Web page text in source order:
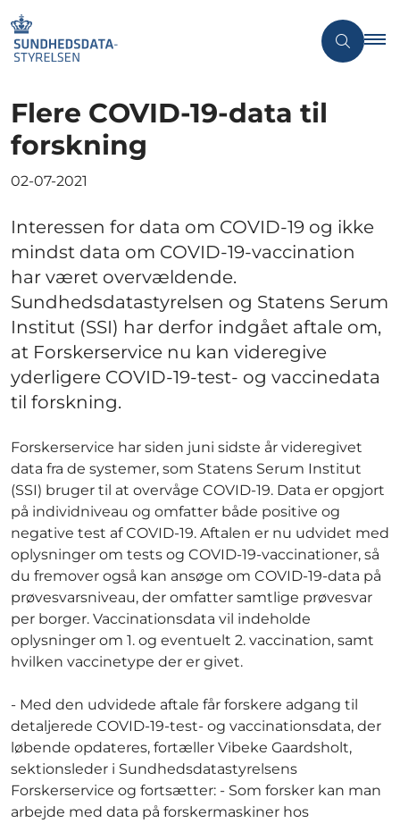
Flere COVID-19-data til
forskning
02-07-2021
Interessen for data om COVID-19 og ikke
mindst data om COVID-19-vaccination
har været overvældende.
Sundhedsdatastyrelsen og Statens Serum
Institut (SSI) har derfor indgået aftale om,
at Forskerservice nu kan videregive
yderligere COVID-19-test- og vaccinedata
til forskning.
Forskerservice har siden juni sidste år videregivet
data fra de systemer, som Statens Serum Institut
(SSI) bruger til at overvåge COVID-19. Data er opgjort
på individniveau og omfatter både positive og
negative test af COVID-19. Aftalen er nu udvidet med
oplysninger om tests og COVID-19-vaccinationer, så
du fremover også kan ansøge om COVID-19-data på
prøvesvarsniveau, der omfatter samtlige prøvesvar
per borger. Vaccinationsdata vil indeholde
oplysninger om 1. og eventuelt 2. vaccination, samt
hvilken vaccinetype der er givet.
- Med den udvidede aftale får forskere adgang til
detaljerede COVID-19-test- og vaccinationsdata, der
løbende opdateres, fortæller Vibeke Gaardsholt,
sektionsleder i Sundhedsdatastyrelsens
Forskerservice og fortsætter: - Som forsker kan man
arbejde med data på forskermaskiner hos